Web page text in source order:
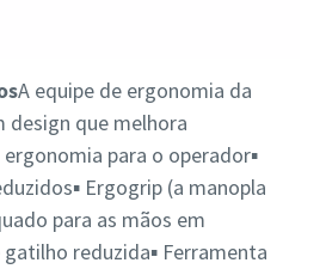
A equipe de ergonomia da
design que melhora
para o operador▪
Ergogrip (a manopla
para as mãos em
reduzida▪ Ferramenta